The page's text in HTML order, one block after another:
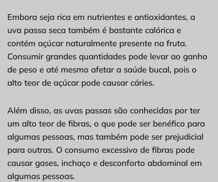
Embora seja rica em nutrientes e antioxidantes, a
uva passa seca também é bastante calórica e
contém açúcar naturalmente presente na fruta.
Consumir grandes quantidades pode levar ao ganho
de peso e até mesmo afetar a saúde bucal, pois o
alto teor de açúcar pode causar cáries.
Além disso, as uvas passas são conhecidas por ter
um alto teor de fibras, o que pode ser benéfico para
algumas pessoas, mas também pode ser prejudicial
para outras. O consumo excessivo de fibras pode
causar gases, inchaço e desconforto abdominal em
algumas pessoas.